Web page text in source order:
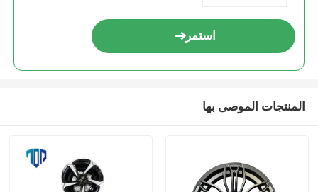
استمر
المنتجات الموصى بها